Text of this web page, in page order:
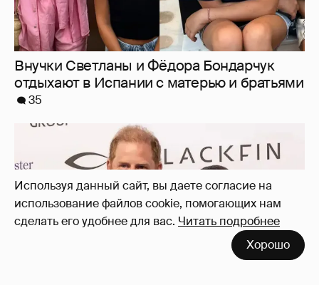
Используя данный сайт, вы даете согласие на
использование файлов cookie, помогающих нам
сделать его удобнее для вас. Читать подробнее
Хорошо
Внучки Светланы и Фёдора Бондарчук
отдыхают в Испании с матерью и братьями
35